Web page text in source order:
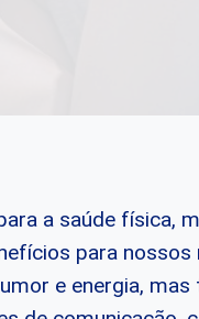
a saúde física,
para
e energia,